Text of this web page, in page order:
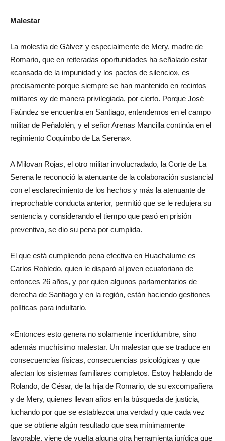
Malestar
La molestia de Gálvez y especialmente de Mery, madre de
Romario, que en reiteradas oportunidades ha señalado estar
«cansada de la impunidad y los pactos de silencio», es
precisamente porque siempre se han mantenido en recintos
militares «y de manera privilegiada, por cierto. Porque José
Faúndez se encuentra en Santiago, entendemos en el campo
militar de Peñalolén, y el señor Arenas Mancilla continúa en el
regimiento Coquimbo de La Serena».
A Milovan Rojas, el otro militar involucradado, la Corte de La
Serena le reconoció la atenuante de la colaboración sustancial
con el esclarecimiento de los hechos y más la atenuante de
irreprochable conducta anterior, permitió que se le redujera su
sentencia y considerando el tiempo que pasó en prisión
preventiva, se dio su pena por cumplida.
El que está cumpliendo pena efectiva en Huachalume es
Carlos Robledo, quien le disparó al joven ecuatoriano de
entonces 26 años, y por quien algunos parlamentarios de
derecha de Santiago y en la región, están haciendo gestiones
políticas para indultarlo.
«Entonces esto genera no solamente incertidumbre, sino
además muchísimo malestar. Un malestar que se traduce en
consecuencias físicas, consecuencias psicológicas y que
afectan los sistemas familiares completos. Estoy hablando de
Rolando, de César, de la hija de Romario, de su excompañera
y de Mery, quienes llevan años en la búsqueda de justicia,
luchando por que se establezca una verdad y que cada vez
que se obtiene algún resultado que sea mínimamente
favorable, viene de vuelta alguna otra herramienta jurídica que